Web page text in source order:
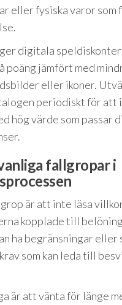
eller fysiska varor som
digitala
poäng jämfört med
eller ikoner.
periodiskt för att
hög värde som passar
fallgropar i
är att inte läsa
kopplade till
ha begränsningar eller
som kan leda till
är att vänta för länge